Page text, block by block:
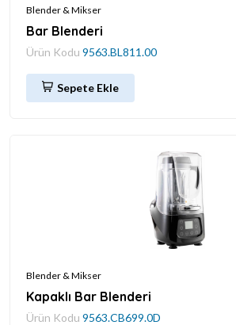
Blender & Mikser
Bar Blenderi
Ürün Kodu 9563.BL811.00
Sepete Ekle
Blender & Mikser
Kapaklı Bar Blenderi
Ürün Kodu 9563.CB699.0D